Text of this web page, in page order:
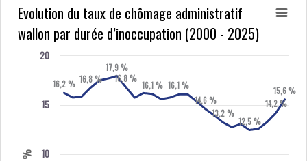
% 10
15
20
Evolution du taux de chômage administratif
wallon par durée d’inoccupation (2000 - 2025)
16,2 % 16,8 %
17,9 %
16,8 %
16,1 % 16,1 %
14,6 %
13,2 %
12,5 %
14,2 %
15,6 %